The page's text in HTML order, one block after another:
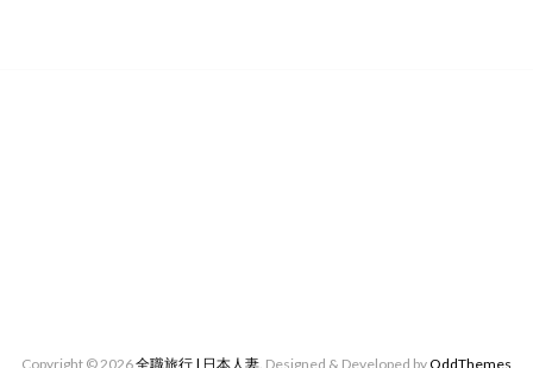
Copyright © 2026全職旅行 | 日本人妻. Designed & Developed byOddThemes